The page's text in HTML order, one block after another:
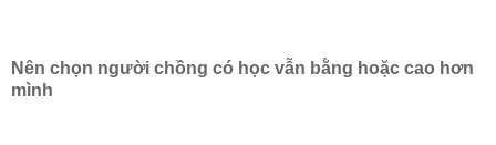
Nên chọn người chồng có học vẫn bằng hoặc cao hơn
mình